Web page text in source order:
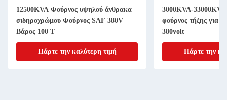
12500KVA Φούρνος υψηλού άνθρακα
σιδηροχρώμου Φούρνος SAF 380V
Βάρος 100 T
Πάρτε την καλύτερη τιμή
3000KVA-33000KVA
φούρνος τήξης για
380volt
Πάρτε την